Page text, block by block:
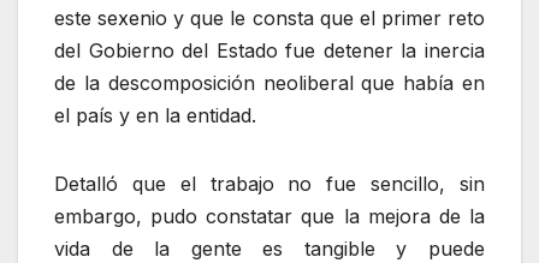
este sexenio y que le consta que el primer reto
del Gobierno del Estado fue detener la inercia
de la descomposición neoliberal que había en
el país y en la entidad.
Detalló que el trabajo no fue sencillo, sin
embargo, pudo constatar que la mejora de la
vida de la gente es tangible y puede